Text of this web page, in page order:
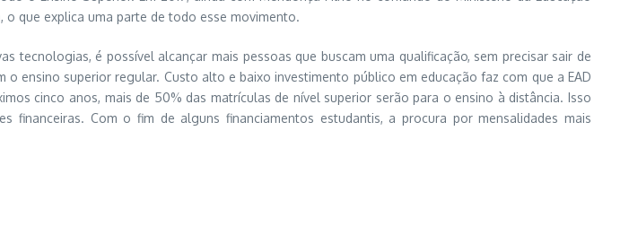
o que explica uma parte de todo esse movimento.
tecnologias, é possível alcançar mais pessoas que buscam uma qualificação, sem precisar sair de
ensino superior regular. Custo alto e baixo investimento público em educação faz com que a EAD
cinco anos, mais de 50% das matrículas de nível superior serão para o ensino à distância. Isso
financeiras. Com o fim de alguns financiamentos estudantis, a procura por mensalidades mais